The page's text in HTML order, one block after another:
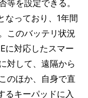
等を設定できる。
なっており、1年間
このバッテリ状況
に対応したスマー
対して、遠隔から
のほか、自身で直
るキーパッドに入